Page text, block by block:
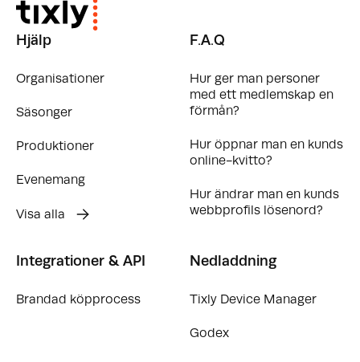
Hjälp
Organisationer
Säsonger
Produktioner
Evenemang
Visa alla
F.A.Q
Hur ger man personer
med ett medlemskap en
förmån?
Hur öppnar man en kunds
online-kvitto?
Hur ändrar man en kunds
webbprofils lösenord?
Integrationer & API
Brandad köpprocess
Nedladdning
Tixly Device Manager
Godex